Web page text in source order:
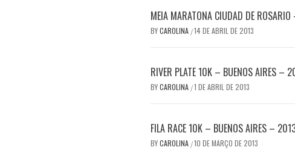
MEIA MARATONA CIUDAD DE
BYCAROLINA /14 DE ABRIL DE 2013
RIVER PLATE 10K – BUENOS AIRES –
BYCAROLINA /1 DE ABRIL DE 2013
FILA RACE 10K – BUENOS AIRES –
BYCAROLINA /10 DE MARÇO DE 2013